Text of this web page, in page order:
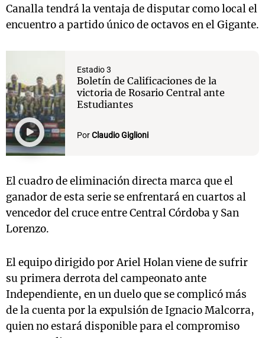
Canalla tendrá la ventaja de disputar como local el
encuentro a partido único de octavos en el Gigante.
Estadio 3
Boletín de Calificaciones de la
victoria de Rosario Central ante
Estudiantes
PorClaudio Giglioni
El cuadro de eliminación directa marca que el
ganador de esta serie se enfrentará en cuartos al
vencedor del cruce entre Central Córdoba y San
Lorenzo.
El equipo dirigido por Ariel Holan viene de sufrir
su primera derrota del campeonato ante
Independiente, en un duelo que se complicó más
de la cuenta por la expulsión de Ignacio Malcorra,
quien no estará disponible para el compromiso